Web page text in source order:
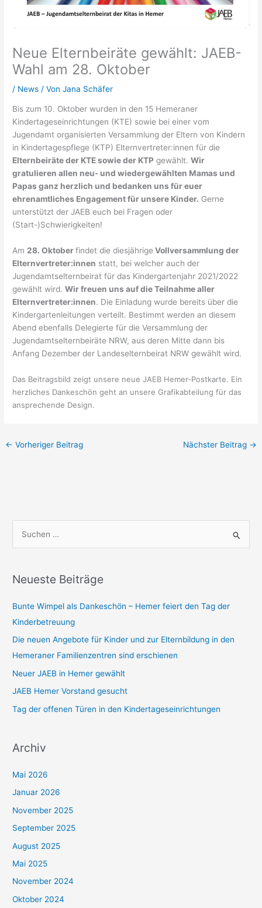
Neue Elternbeiräte gewählt: JAEB-
Wahl am 28. Oktober
/ News / VonJana Schäfer
Bis zum 10. Oktober wurden in den 15 Hemeraner
Kindertageseinrichtungen (KTE) sowie bei einer vom
Jugendamt organisierten Versammlung der Eltern von Kindern
in Kindertagespflege (KTP) Elternvertreter:innen für die
Elternbeiräte der KTE sowie der KTP gewählt.Wir
gratulieren allen neu- und wiedergewählten Mamas und
Papas ganz herzlich und bedanken uns für euer
ehrenamtliches Engagement für unsere Kinder. Gerne
unterstützt der JAEB euch bei Fragen oder
(Start-)Schwierigkeiten!
Am 28. Oktoberfindet die diesjährige Vollversammlung der
Elternvertreter:innen statt, bei welcher auch der
Jugendamtselternbeirat für das Kindergartenjahr 2021/2022
gewählt wird.Wir freuen uns auf die Teilnahme aller
Elternvertreter:innen. Die Einladung wurde bereits über die
Kindergartenleitungen verteilt. Bestimmt werden an diesem
Abend ebenfalls Delegierte für die Versammlung der
Jugendamtselternbeiräte NRW, aus deren Mitte dann bis
Anfang Dezember der Landeselternbeirat NRW gewählt wird.
Das Beitragsbild zeigt unsere neue JAEB Hemer-Postkarte. Ein
herzliches Dankeschön geht an unsere Grafikabteilung für das
ansprechende Design.
← Vorheriger Beitrag Nächster Beitrag →
h
n
n
a
c
h
Neueste Beiträge
Bunte Wimpel als Dankeschön – Hemer feiert den Tag der
Kinderbetreuung
Die neuen Angebote für Kinder und zur Elternbildung in den
Hemeraner Familienzentren sind erschienen
Neuer JAEB in Hemer gewählt
JAEB Hemer Vorstand gesucht
Tag der offenen Türen in den Kindertageseinrichtungen
Archiv
Mai 2026
Januar 2026
November 2025
September 2025
August 2025
Mai 2025
November 2024
Oktober 2024